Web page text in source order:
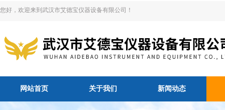
您好，欢迎来到武汉市艾德宝仪器设备有限公司！
网站首页 关于我们 新闻动态